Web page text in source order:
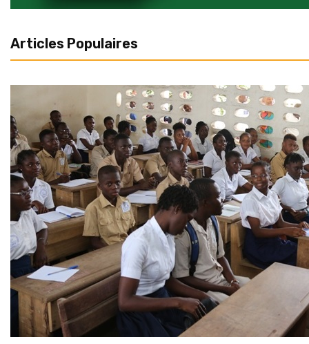
Articles Populaires